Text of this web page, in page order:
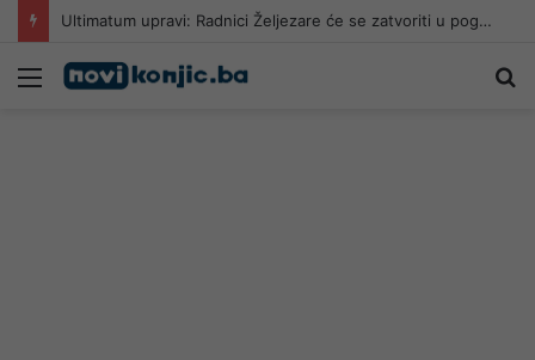
Ultimatum upravi: Radnici Željezare će se zatvoriti u pogone
Meni